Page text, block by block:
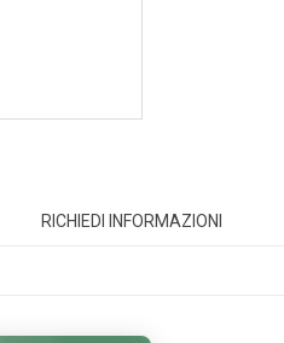
RICHIEDI INFORMAZIONI